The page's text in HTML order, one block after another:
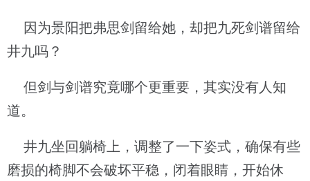
因为景阳把弗思剑留给她，却把九死剑谱留给
井九吗？
但剑与剑谱究竟哪个更重要，其实没有人知
道。
井九坐回躺椅上，调整了一下姿式，确保有些
磨损的椅脚不会破坏平稳，闭着眼睛，开始休